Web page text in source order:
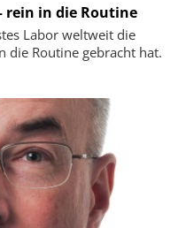
rein in die Routine
Labor weltweit die
die Routine gebracht hat.